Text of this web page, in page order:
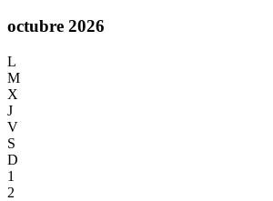
octubre 2026
L
M
X
J
V
S
D
1
2